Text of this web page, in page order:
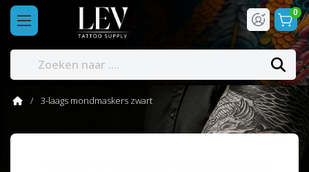
0
3-laags mondmaskers zwart